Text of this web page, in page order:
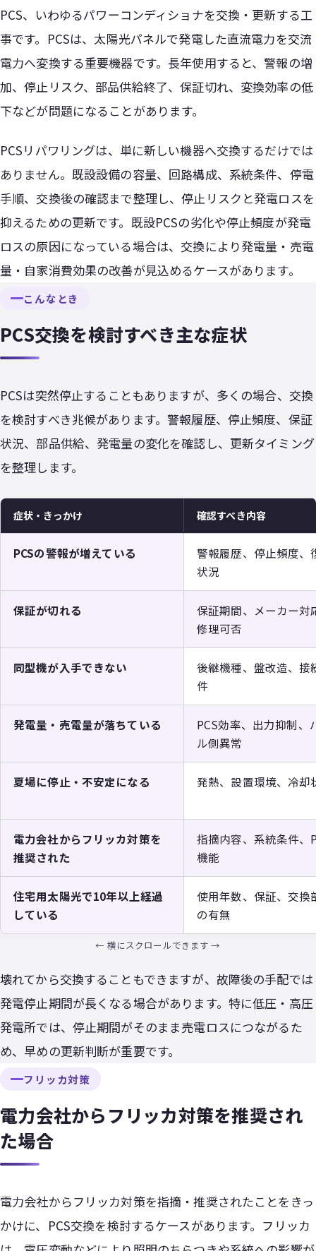
PCS、いわゆるパワーコンディショナを交換・更新する工
事です。PCSは、太陽光パネルで発電した直流電力を交流
電力へ変換する重要機器です。長年使用すると、警報の増
加、停止リスク、部品供給終了、保証切れ、変換効率の低
下などが問題になることがあります。
PCSリパワリングは、単に新しい機器へ交換するだけでは
ありません。既設設備の容量、回路構成、系統条件、停電
手順、交換後の確認まで整理し、停止リスクと発電ロスを
抑えるための更新です。既設PCSの劣化や停止頻度が発電
ロスの原因になっている場合は、交換により発電量・売電
量・自家消費効果の改善が見込めるケースがあります。
こんなとき
PCS交換を検討すべき主な症状
PCSは突然停止することもありますが、多くの場合、交換
を検討すべき兆候があります。警報履歴、停止頻度、保証
状況、部品供給、発電量の変化を確認し、更新タイミング
を整理します。
症状・きっかけ 確認すべき内容
PCSの警報が増えている
警報履歴、停止頻度、
状況
保証が切れる
保証期間、メーカー対
修理可否
同型機が入手できない
後継機種、盤改造、接
件
発電量・売電量が落ちている
PCS効率、出力抑制、
ル側異常
夏場に停止・不安定になる 発熱、設置環境、冷却
電力会社からフリッカ対策を
推奨された
指摘内容、系統条件、
機能
住宅用太陽光で10年以上経過
している
使用年数、保証、交換
の有無
壊れてから交換することもできますが、故障後の手配では
発電停止期間が長くなる場合があります。特に低圧・高圧
発電所では、停止期間がそのまま売電ロスにつながるた
め、早めの更新判断が重要です。
フリッカ対策
電力会社からフリッカ対策を推奨され
た場合
電力会社からフリッカ対策を指摘・推奨されたことをきっ
かけに、PCS交換を検討するケースがあります。フリッカ